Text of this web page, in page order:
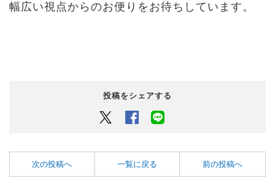
幅広い視点からのお便りをお待ちしています。
投稿をシェアする
Twitter Facebook
次の投稿へ 一覧に戻る 前の投稿へ